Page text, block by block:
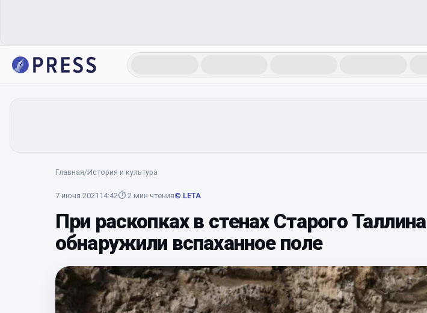
Главная/История и культура
7 июня 2021 14:42⏱ 2 мин чтения© LETA
При раскопках в стенах Старого Таллина
обнаружили вспаханное поле